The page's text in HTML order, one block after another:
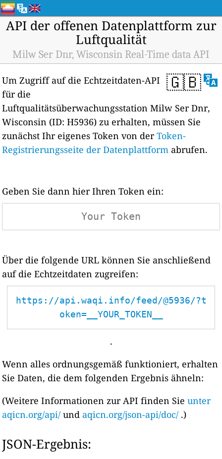
API der offenen Datenplattform zur
Luftqualität
Milw Ser Dnr, Wisconsin Real-Time data API
🇬🇧
Um Zugriff auf die Echtzeitdaten-API
für die
Luftqualitätsüberwachungsstation Milw Ser Dnr,
Wisconsin (ID: H5936) zu erhalten, müssen Sie
zunächst Ihr eigenes Token von derToken-
Registrierungsseite der Datenplattform abrufen.
Geben Sie dann hier Ihren Token ein:
Über die folgende URL können Sie anschließend
auf die Echtzeitdaten zugreifen:
https://api.waqi.info/feed/@5936/?t
oken=__YOUR_TOKEN__
.
Wenn alles ordnungsgemäß funktioniert, erhalten
Sie Daten, die dem folgenden Ergebnis ähneln:
(Weitere Informationen zur API finden Sieunter
aqicn.org/api/ und aqicn.org/json-api/doc/ .)
JSON-Ergebnis: